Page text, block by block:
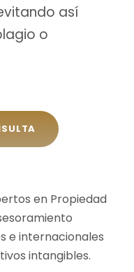
así
o
en Propiedad
e internacionales
intangibles.